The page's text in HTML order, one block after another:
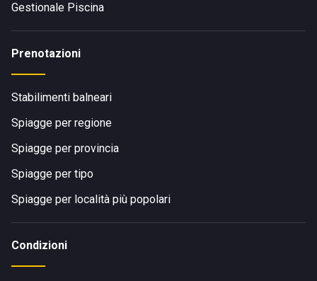
Gestionale Piscina
Prenotazioni
Stabilimenti balneari
Spiagge per regione
Spiagge per provincia
Spiagge per tipo
Spiagge per località più popolari
Condizioni